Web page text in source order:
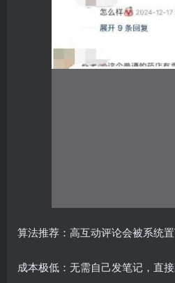
算法推荐：高互动评论会被系统
成本极低：无需自己发笔记，直接